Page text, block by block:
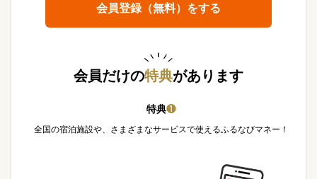
会員登録（無料）をする
会員だけの特典があります
特典❶
全国の宿泊施設や、さまざまなサービスで使えるふるなびマネー！